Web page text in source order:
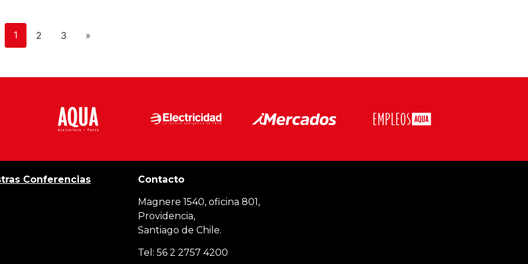
1 2 3 »
Conferencias Contacto
Magnere 1540, oficina 801,
Providencia,
Santiago de Chile.
Tel: 56 2 2757 4200